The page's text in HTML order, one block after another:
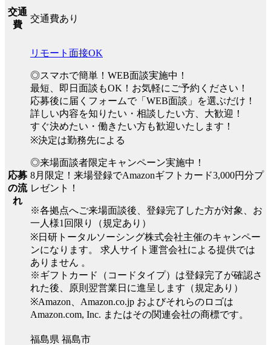
交通
費
交通費あり
応募
の流
れ
リモート面接OK
◎スマホで簡単！WEB面談実施中！
最短、即日面談もOK！お気軽にご予約ください！
応募後に届くフォームで「WEB面談」を選ぶだけ！
詳しい内容を知りたい・相談したい方、大歓迎！
すぐ決めたい・働きたい方も歓迎いたします！
※決定は勤務先による
◎来場面談者限定キャンペーン実施中！
8月限定！来場登録でAmazonギフトカード3,000円分プ
レゼント！
※各拠点へご来場面談後、登録完了した方が対象、お
一人様1回限り（規定あり）
※日研トータルソーシング株式会社主催のキャンペー
ンになります。 求人サイト運営会社による提供では
ありません 。
※ギフトカード（コードタイプ）は登録完了が確認さ
れた後、原則翌営業日に進呈します（規定あり）
※Amazon、Amazon.co.jp およびそれらのロゴは
Amazon.com, Inc. またはその関連会社の商標です。
福島県 福島市